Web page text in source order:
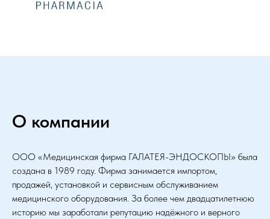
О компании
ООО «Медицинская фирма ГАЛАТЕЯ-ЭНДОСКОПЫ» была
создана в 1989 году. Фирма занимается импортом,
продажей, установкой и сервисным обслуживанием
медицинского оборудования. За более чем двадцатилетнюю
историю мы заработали репутацию надёжного и верного